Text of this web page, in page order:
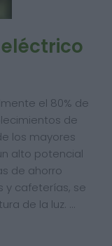
el 80% de
de
los mayores
alto potencial
de ahorro
y cafeterías, se
de la luz. …